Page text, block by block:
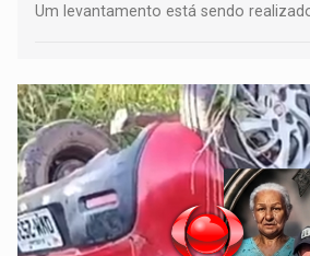
Um levantamento está sendo